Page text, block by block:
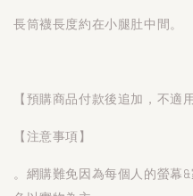
長筒襪長度約在小腿肚中間。
【預購商品付款後追加，不適
【注意事項】
。網購難免因為每個人的螢幕